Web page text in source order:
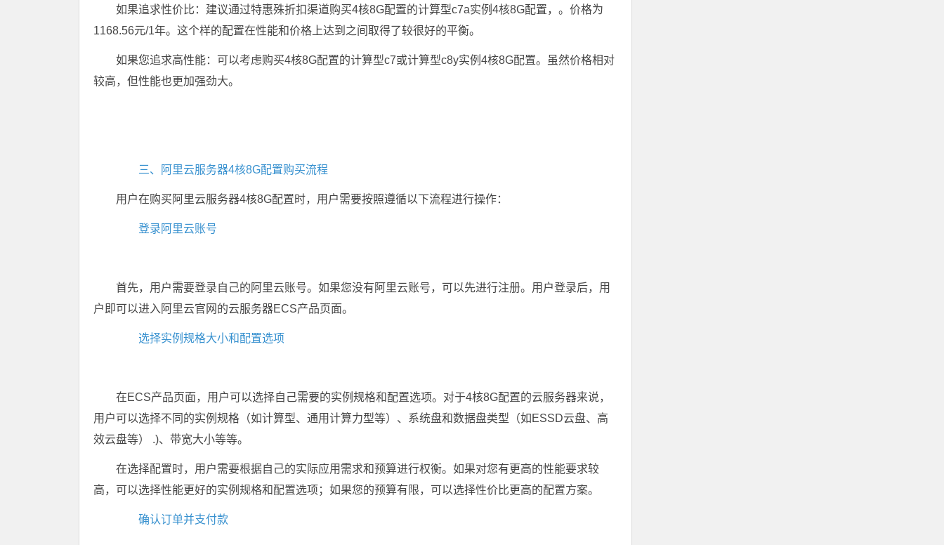
如果追求性价比：建议通过特惠殊折扣渠道购买4核8G配置的计算型c7a实例4核8G配置，。价格为
1168.56元/1年。这个样的配置在性能和价格上达到之间取得了较很好的平衡。
如果您追求高性能：可以考虑购买4核8G配置的计算型c7或计算型c8y实例4核8G配置。虽然价格相对
较高，但性能也更加强劲大。
三、阿里云服务器4核8G配置购买流程
用户在购买阿里云服务器4核8G配置时，用户需要按照遵循以下流程进行操作：
登录阿里云账号
首先，用户需要登录自己的阿里云账号。如果您没有阿里云账号，可以先进行注册。用户登录后，用
户即可以进入阿里云官网的云服务器ECS产品页面。
选择实例规格大小和配置选项
在ECS产品页面，用户可以选择自己需要的实例规格和配置选项。对于4核8G配置的云服务器来说，
用户可以选择不同的实例规格（如计算型、通用计算力型等）、系统盘和数据盘类型（如ESSD云盘、高
效云盘等） .)、带宽大小等等。
在选择配置时，用户需要根据自己的实际应用需求和预算进行权衡。如果对您有更高的性能要求较
高，可以选择性能更好的实例规格和配置选项；如果您的预算有限，可以选择性价比更高的配置方案。
确认订单并支付款